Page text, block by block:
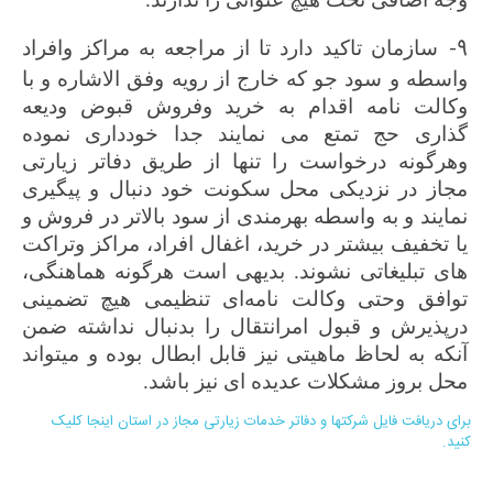
9-
سازمان تاکید دارد تا از مراجعه به مراکز وافراد
واسطه و سود جو که خارج از رویه وفق الاشاره و با
وکالت نامه اقدام به خرید وفروش قبوض ودیعه
گذاری حج تمتع می نمایند جدا خودداری نموده
وهرگونه درخواست را تنها از طریق دفاتر زیارتی
مجاز در نزدیکی محل سکونت خود دنبال و پیگیری
نمایند و به واسطه بهرمندی از سود بالاتر در فروش و
یا تخفیف بیشتر در خرید، اغفال افراد، مراکز وتراکت
های تبلیغاتی نشوند. بدیهی است هرگونه هماهنگی،
توافق وحتی وکالت نامه‌ای تنظیمی هیچ تضمینی
درپذیرش و قبول امرانتقال را بدنبال نداشته ضمن
آنکه به لحاظ ماهیتی نیز قابل ابطال بوده و میتواند
محل بروز مشکلات عدیده ای نیز باشد.
برای دریافت فایل شرکتها و دفاتر خدمات زیارتی مجاز در استان اینجا کلیک
کنید.